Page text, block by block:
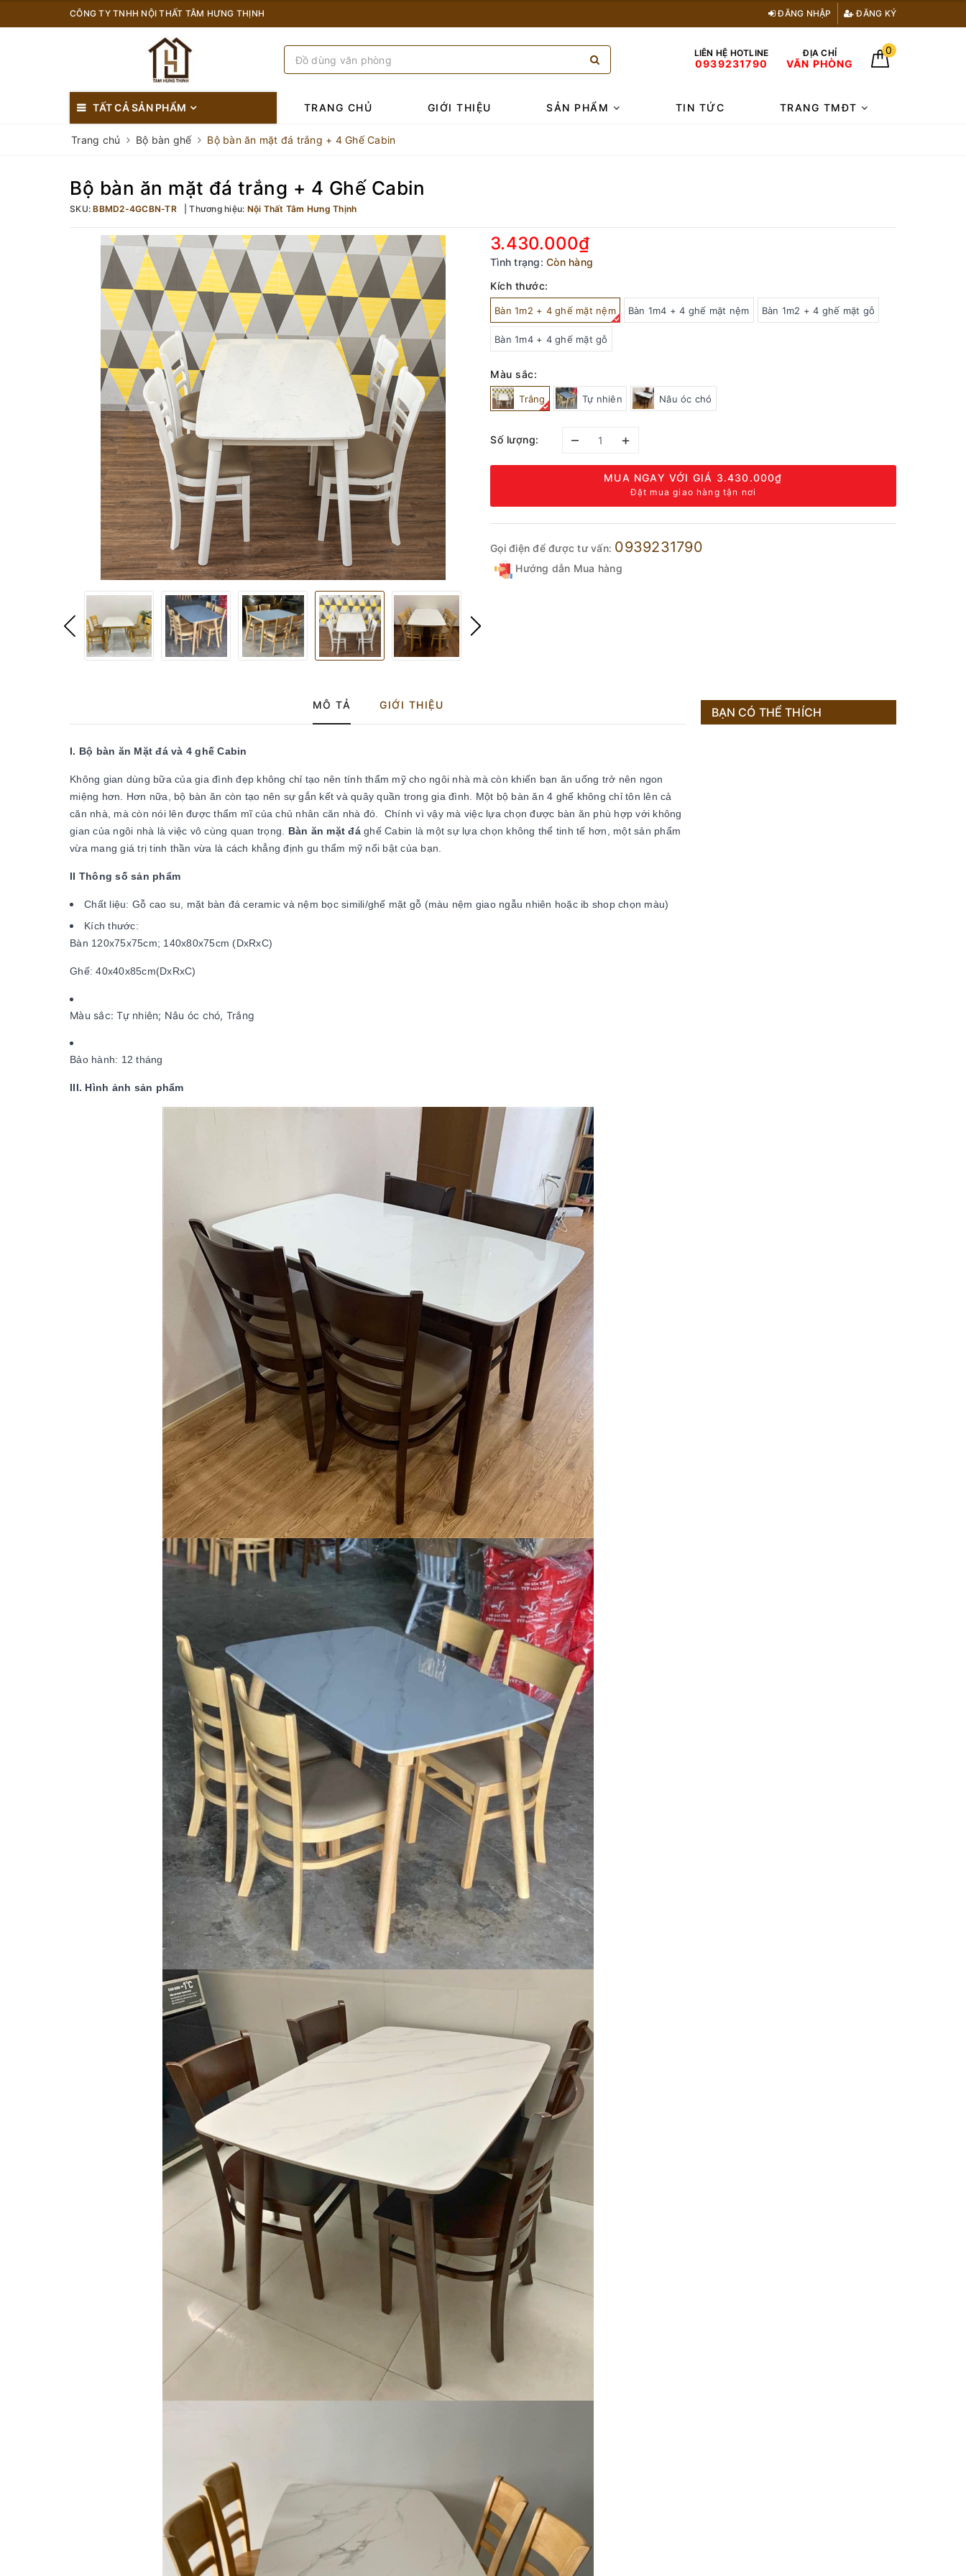
CÔNG TY TNHH NỘI THẤT TÂM HƯNG THỊNH ĐĂNG NHẬP ĐĂNG KÝ
LIÊN HỆ HOTLINE
0939231790
ĐỊA CHỈ
VĂN PHÒNG
0
TẤT CẢ SẢN PHẨM TRANG CHỦ GIỚI THIỆU SẢN PHẨM TIN TỨC TRANG TMĐT
Trang chủ Bộ bàn ghế Bộ bàn ăn mặt đá trắng + 4 Ghế Cabin
Bộ bàn ăn mặt đá trắng + 4 Ghế Cabin
SKU:BBMD2-4GCBN-TR Thương hiệu: Nội Thất Tâm Hưng Thịnh
3.430.000₫
Tình trạng: Còn hàng
Kích thước:
Bàn 1m2 + 4 ghế mặt nệm Bàn 1m4 + 4 ghế mặt nệm Bàn 1m2 + 4 ghế mặt gỗ
Bàn 1m4 + 4 ghế mặt gỗ
Màu sắc:
Trắng Tự nhiên Nâu óc chó
Số lượng: – +
MUA NGAY VỚI GIÁ 3.430.000₫
Đặt mua giao hàng tận nơi
Gọi điện để được tư vấn: 0939231790
Hướng dẫn Mua hàng
MÔ TẢ GIỚI THIỆU
I. Bộ bàn ăn Mặt đá và 4 ghế Cabin
Không gian dùng bữa của gia đình đẹp không chỉ tạo nên tính thẩm mỹ cho ngôi nhà mà còn khiến bạn ăn uống trở nên ngon
miệng hơn. Hơn nữa, bộ bàn ăn còn tạo nên sự gắn kết và quây quần trong gia đình. Một bộ bàn ăn 4 ghế không chỉ tôn lên cả
căn nhà, mà còn nói lên được thẩm mĩ của chủ nhân căn nhà đó. Chính vì vậy mà việc lựa chọn được bàn ăn phù hợp với không
gian của ngôi nhà là việc vô cùng quan trọng. Bàn ăn mặt đá ghế Cabin là một sự lựa chọn không thể tinh tế hơn, một sản phẩm
vừa mang giá trị tinh thần vừa là cách khẳng định gu thẩm mỹ nổi bật của bạn.
II Thông số sản phẩm
Chất liệu: Gỗ cao su, mặt bàn đá ceramic và nệm bọc simili/ghế mặt gỗ (màu nệm giao ngẫu nhiên hoặc ib shop chọn màu)
Kích thước:
Bàn 120x75x75cm; 140x80x75cm (DxRxC)
Ghế: 40x40x85cm(DxRxC)
Màu sắc: Tự nhiên; Nâu óc chó, Trắng
Bảo hành: 12 tháng
III. Hình ảnh sản phẩm
BẠN CÓ THỂ THÍCH